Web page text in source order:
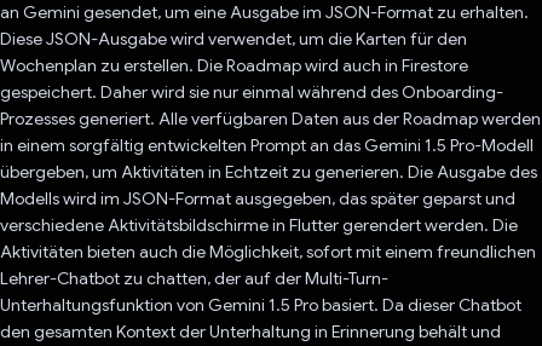
an Gemini gesendet, um eine Ausgabe im JSON-Format zu erhalten.
Diese JSON-Ausgabe wird verwendet, um die Karten für den
Wochenplan zu erstellen. Die Roadmap wird auch in Firestore
gespeichert. Daher wird sie nur einmal während des Onboarding-
Prozesses generiert. Alle verfügbaren Daten aus der Roadmap werden
in einem sorgfältig entwickelten Prompt an das Gemini 1.5 Pro-Modell
übergeben, um Aktivitäten in Echtzeit zu generieren. Die Ausgabe des
Modells wird im JSON-Format ausgegeben, das später geparst und
verschiedene Aktivitätsbildschirme in Flutter gerendert werden. Die
Aktivitäten bieten auch die Möglichkeit, sofort mit einem freundlichen
Lehrer-Chatbot zu chatten, der auf der Multi-Turn-
Unterhaltungsfunktion von Gemini 1.5 Pro basiert. Da dieser Chatbot
den gesamten Kontext der Unterhaltung in Erinnerung behält und